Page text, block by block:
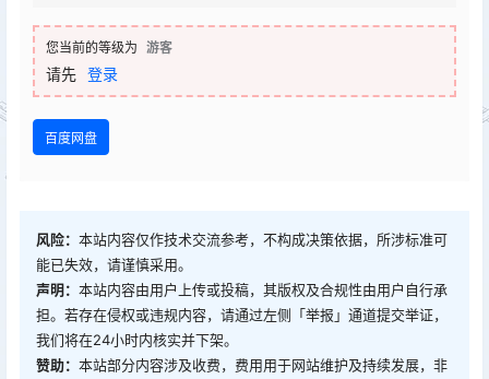
您当前的等级为 游客
请先 登录
百度网盘
风险： 本站内容仅作技术交流参考，不构成决策依据，所涉标准可
能已失效，请谨慎采用。
声明： 本站内容由用户上传或投稿，其版权及合规性由用户自行承
担。若存在侵权或违规内容，请通过左侧「举报」通道提交举证，
我们将在24小时内核实并下架。
赞助： 本站部分内容涉及收费，费用用于网站维护及持续发展，非